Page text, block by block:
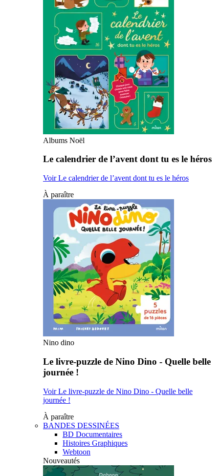
Albums Noël
Le calendrier de l’avent dont tu es le héros
Voir Le calendrier de l’avent dont tu es le héros
À paraître
Nino dino
Le livre-puzzle de Nino Dino - Quelle belle
journée !
Voir Le livre-puzzle de Nino Dino - Quelle belle
journée !
À paraître
BANDES DESSINÉES
BD Documentaires
Histoires Graphiques
Webtoon
Nouveautés